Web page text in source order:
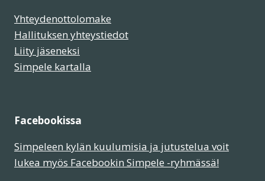
Yhteydenottolomake
Hallituksen yhteystiedot
Liity jäseneksi
Simpele kartalla
Facebookissa
Simpeleen kylän kuulumisia ja jutustelua voit
lukea myös Facebookin Simpele -ryhmässä!